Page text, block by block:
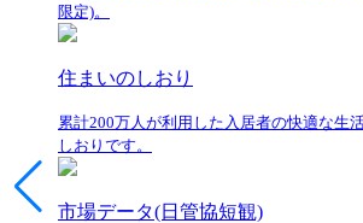
限定)。
住まいのしおり
累計200万人が利用した入居者の快適な生
しおりです。
市場データ(日管協短観)